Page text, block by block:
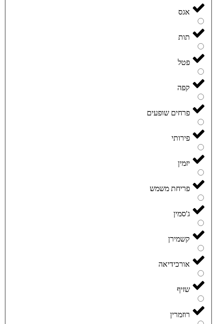
אגס
תות
פטל
קפה
פרחים שופעים
פירותי
יזמין
פריחת משמש
ג'סמין
קשמירן
אורכידיאה
שזיף
רוזמרין